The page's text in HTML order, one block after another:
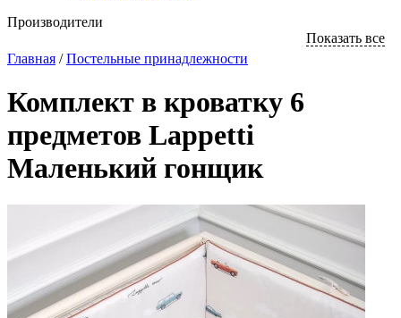
Производители
Показать все
Главная /Постельные принaдлежности
Комплект в кроватку 6
предметов Lappetti
Маленький гонщик